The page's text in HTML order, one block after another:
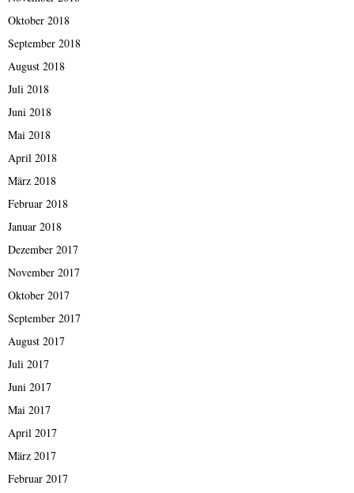
Oktober 2018
September 2018
August 2018
Juli 2018
Juni 2018
Mai 2018
April 2018
März 2018
Februar 2018
Januar 2018
Dezember 2017
November 2017
Oktober 2017
September 2017
August 2017
Juli 2017
Juni 2017
Mai 2017
April 2017
März 2017
Februar 2017